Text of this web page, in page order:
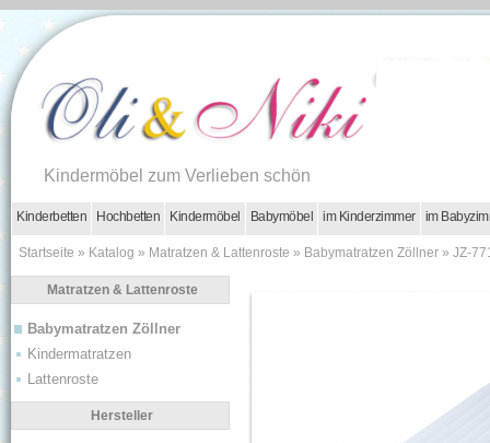
Kindermöbel zum Verlieben schön
Kinderbetten Hochbetten Kindermöbel Babymöbel im Kinderzimmer im
Startseite » Katalog » Matratzen & Lattenroste » Babymatratzen Zöllner » JZ-
Matratzen & Lattenroste
Babymatratzen Zöllner
Kindermatratzen
Lattenroste
Hersteller